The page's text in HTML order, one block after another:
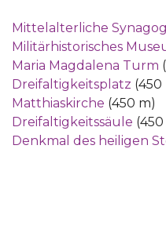
Mittelalterliche
Militärhistorisches
Maria Magdalena Turm
Dreifaltigkeitsplatz (450
Matthiaskirche (450 m)
Dreifaltigkeitssäule
Denkmal des heiligen